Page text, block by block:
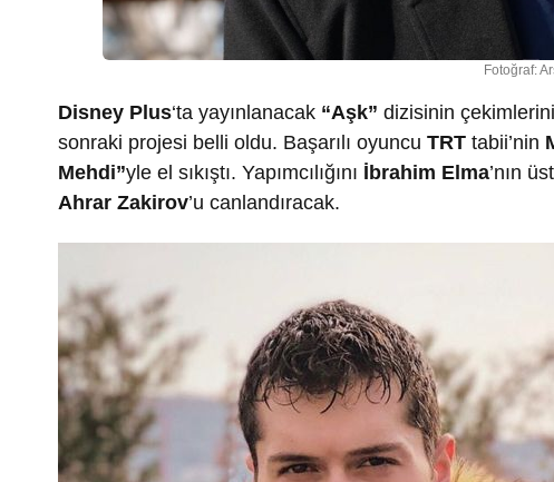
Fotoğraf:
Disney Plus‘ta yayınlanacak “Aşk” dizisinin
sonraki projesi belli oldu. Başarılı oyuncu TRT tabii’nin
Mehdi”yle el sıkıştı. Yapımcılığını İbrahim Elma’nın
Ahrar Zakirov’u canlandıracak.